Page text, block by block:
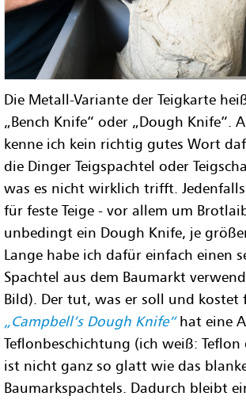
Die Metall-Variante der Teigkarte
„Bench Knife“ oder „Dough Knife“.
kenne ich kein richtig gutes Wort
die Dinger Teigspachtel oder
was es nicht wirklich trifft.
für feste Teige - vor allem um
unbedingt ein Dough Knife, je
Lange habe ich dafür einfach einen
Spachtel aus dem Baumarkt
Bild). Der tut, was er soll und kostet
„Campbell’s Dough Knife“hat eine
Teflonbeschichtung (ich weiß:
ist nicht ganz so glatt wie das
Baumarkspachtels. Dadurch bleibt